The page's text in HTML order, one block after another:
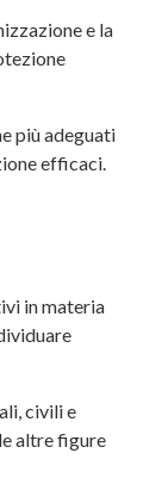
vigilanza;
protezione
in grado
in materia
e la
più adeguati
efficaci.
in materia
civili e
altre figure